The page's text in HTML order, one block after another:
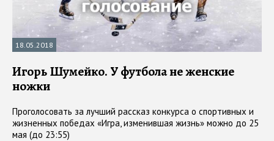
18.05.2018
Игорь Шумейко. У футбола не женские
ножки
Проголосовать за лучший рассказ конкурса о спортивных и
жизненных победах «Игра, изменившая жизнь» можно до 25
мая (до 23:55)